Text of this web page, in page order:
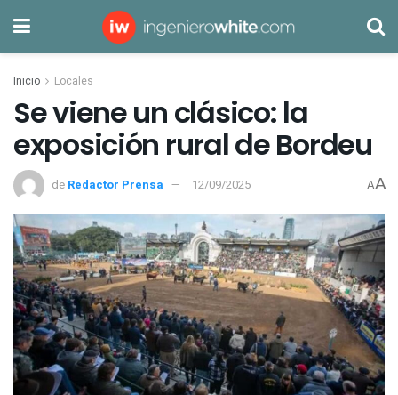
Inicio Locales
Se viene un clásico: la
exposición rural de Bordeu
de Redactor Prensa 12/09/2025 AA